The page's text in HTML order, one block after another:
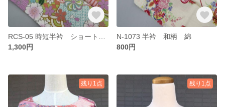
1,300円
N-1073 半衿 和柄 綿
800円
残り1点 残り1点